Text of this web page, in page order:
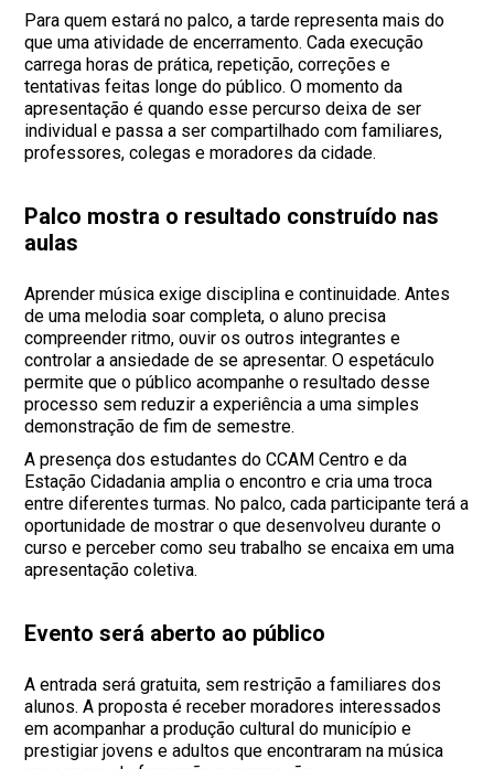
Para quem estará no palco, a tarde representa mais do
que uma atividade de encerramento. Cada execução
carrega horas de prática, repetição, correções e
tentativas feitas longe do público. O momento da
apresentação é quando esse percurso deixa de ser
individual e passa a ser compartilhado com familiares,
professores, colegas e moradores da cidade.
Palco mostra o resultado construído nas
aulas
Aprender música exige disciplina e continuidade. Antes
de uma melodia soar completa, o aluno precisa
compreender ritmo, ouvir os outros integrantes e
controlar a ansiedade de se apresentar. O espetáculo
permite que o público acompanhe o resultado desse
processo sem reduzir a experiência a uma simples
demonstração de fim de semestre.
A presença dos estudantes do CCAM Centro e da
Estação Cidadania amplia o encontro e cria uma troca
entre diferentes turmas. No palco, cada participante terá a
oportunidade de mostrar o que desenvolveu durante o
curso e perceber como seu trabalho se encaixa em uma
apresentação coletiva.
Evento será aberto ao público
A entrada será gratuita, sem restrição a familiares dos
alunos. A proposta é receber moradores interessados
em acompanhar a produção cultural do município e
prestigiar jovens e adultos que encontraram na música